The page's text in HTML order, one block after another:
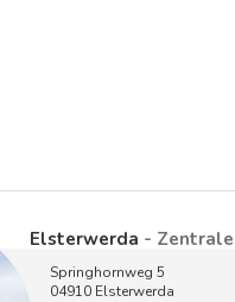
Elsterwerda - Zentrale
Springhornweg 5
04910 Elsterwerda